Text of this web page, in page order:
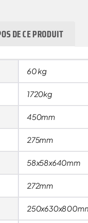
DE CE PRODUIT
60 kg
1720kg
450mm
275mm
58x58x640mm
272mm